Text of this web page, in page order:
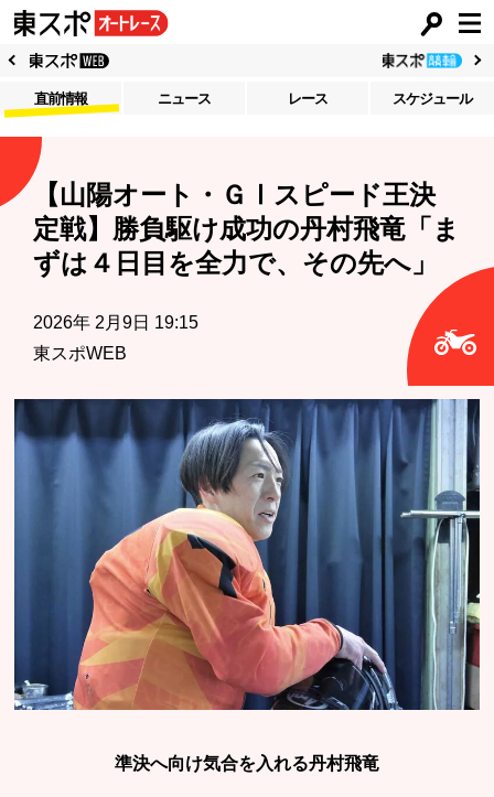
直前情報 ニュース レース スケジュール
【山陽オート・ＧⅠスピード王決
定戦】勝負駆け成功の丹村飛竜「ま
ずは４日目を全力で、その先へ」
2026年 2月9日 19:15
東スポWEB
準決へ向け気合を入れる丹村飛竜